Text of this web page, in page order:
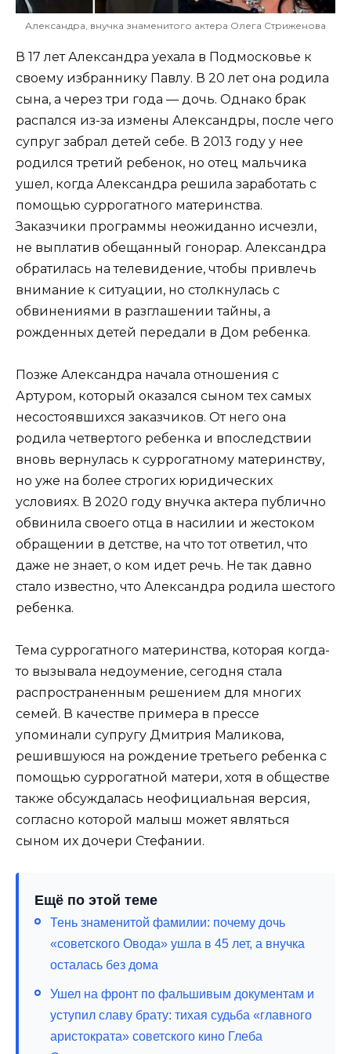
Александра, внучка знаменитого актера Олега Стриженова
В 17 лет Александра уехала в Подмосковье к
своему избраннику Павлу. В 20 лет она родила
сына, а через три года — дочь. Однако брак
распался из-за измены Александры, после чего
супруг забрал детей себе. В 2013 году у нее
родился третий ребенок, но отец мальчика
ушел, когда Александра решила заработать с
помощью суррогатного материнства.
Заказчики программы неожиданно исчезли,
не выплатив обещанный гонорар. Александра
обратилась на телевидение, чтобы привлечь
внимание к ситуации, но столкнулась с
обвинениями в разглашении тайны, а
рожденных детей передали в Дом ребенка.
Позже Александра начала отношения с
Артуром, который оказался сыном тех самых
несостоявшихся заказчиков. От него она
родила четвертого ребенка и впоследствии
вновь вернулась к суррогатному материнству,
но уже на более строгих юридических
условиях. В 2020 году внучка актера публично
обвинила своего отца в насилии и жестоком
обращении в детстве, на что тот ответил, что
даже не знает, о ком идет речь. Не так давно
стало известно, что Александра родила шестого
ребенка.
Тема суррогатного материнства, которая когда-
то вызывала недоумение, сегодня стала
распространенным решением для многих
семей. В качестве примера в прессе
упоминали супругу Дмитрия Маликова,
решившуюся на рождение третьего ребенка с
помощью суррогатной матери, хотя в обществе
также обсуждалась неофициальная версия,
согласно которой малыш может являться
сыном их дочери Стефании.
Ещё по этой теме
Тень знаменитой фамилии: почему дочь
«советского Овода» ушла в 45 лет, а внучка
осталась без дома
Ушел на фронт по фальшивым документам и
уступил славу брату: тихая судьба «главного
аристократа» советского кино Глеба